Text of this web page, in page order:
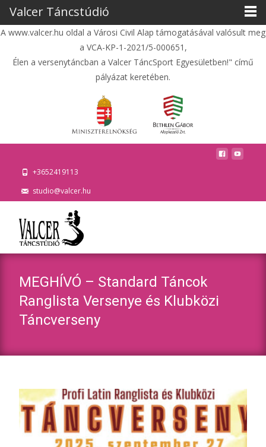
A www.valcer.hu oldal a Városi Civil Alap támogatásával valósult meg
a VCA-KP-1-2021/5-000651,
Élen a versenytáncban a Valcer TáncSport Egyesületben!" című
pályázat keretében.
+3652419113
studio@valcer.hu
MEGHÍVÓ – Standard Táncok
Ranglista Versenye és Klubközi
Táncverseny
Valcer Táncstúdió